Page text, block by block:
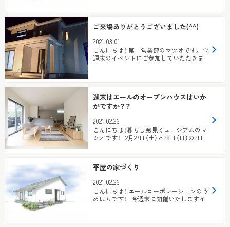
ご来場ありがとうございました(^^)
2021.03.01
こんにちは！ 第二営業部のマツオです。 今
週末のイベントにご参加していただきま
週末はエールのオープンハウスはいか
がですか？？
2021.02.26
こんにちは！暮らし発見ミュージアムのマ
ツオです！ 2月27日（土）と28日（日）の2日
平屋の家づくり
2021.02.26
こんにちは！ エールコーポレーションのう
めはらです！ 今週末に開催いたしますイ